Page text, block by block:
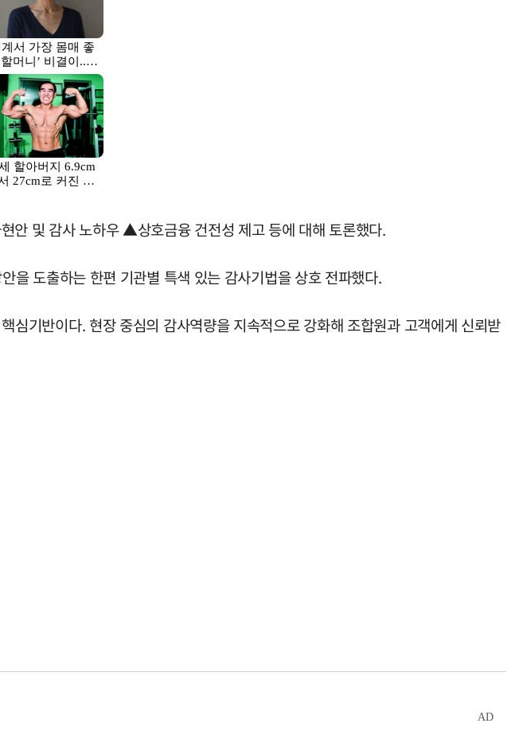
및 감사 노하우 ▲상호금융 건전성 제고 등에 대해 토론했다.
을 도출하는 한편 기관별 특색 있는 감사기법을 상호 전파했다.
기반이다. 현장 중심의 감사역량을 지속적으로 강화해 조합원과 고객에게 신뢰받